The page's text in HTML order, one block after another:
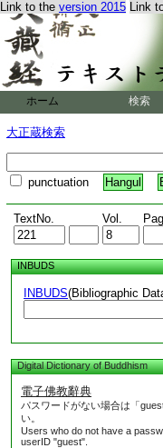
Link to the version 2015 Link
ホーム 検索
大正蔵検索
punctuation Hangul
TextNo. Vol.
INBUDS
INBUDS(Bibliographic
Digital Dictionary of Buddhism
電子佛教辭典
パスワードがない場合は「
い。
Users who do not have a
userID "guest".